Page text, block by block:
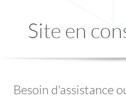
Site en
Besoin d'assistance